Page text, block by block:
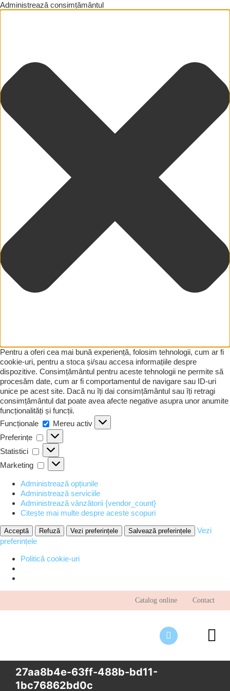
Administrează consimțământul
Pentru a oferi cea mai bună experiență, folosim tehnologii, cum ar fi
cookie-uri, pentru a stoca și/sau accesa informațiile despre
dispozitive. Consimțământul pentru aceste tehnologii ne permite să
procesăm date, cum ar fi comportamentul de navigare sau ID-uri
unice pe acest site. Dacă nu îți dai consimțământul sau îți retragi
consimțământul dat poate avea afecte negative asupra unor anumite
funcționalități și funcții.
Funcționale
Funcționale
Mereu activ
Preferințe
Preferințe
Statistici
Statistici
Marketing
Marketing
Administrează opțiunile
Administrează serviciile
Administrează vânzătorii {vendor_count}
Citește mai multe despre aceste scopuri
Acceptă Refuză Vezi preferințele Salvează preferințele
Vezi
preferințele
Politică cookie-uri
Catalog online Contact
27aa8b4e-63ff-488b-bd11-
1bc76862bd0c